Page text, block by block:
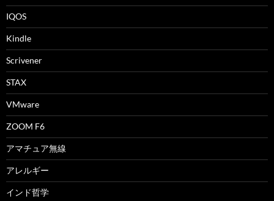
IQOS
Kindle
Scrivener
STAX
VMware
ZOOM F6
アマチュア無線
アレルギー
インド哲学